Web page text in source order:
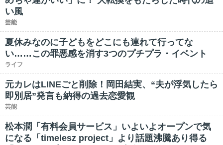
い風
芸能
夏休みなのに子どもをどこにも連れて行ってな
い……この罪悪感を消す3つのプチプラ・イベント
ライフ
元カレはLINEごと削除！岡田結実、“夫が浮気したら
即別居”発言も納得の過去恋愛観
芸能
松本潤「有料会員サービス」いよいよオープンで気
になる「timelesz project」より話題沸騰あり得る